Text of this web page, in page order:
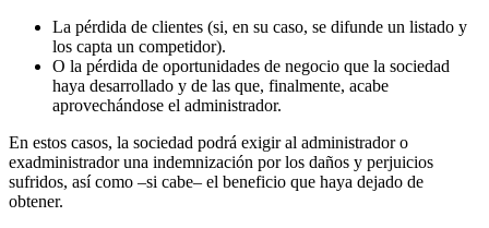
La pérdida de clientes (si, en su caso, se difunde un listado y
los capta un competidor).
O la pérdida de oportunidades de negocio que la sociedad
haya desarrollado y de las que, finalmente, acabe
aprovechándose el administrador.
En estos casos, la sociedad podrá exigir al administrador o
exadministrador una indemnización por los daños y perjuicios
sufridos, así como –si cabe– el beneficio que haya dejado de
obtener.